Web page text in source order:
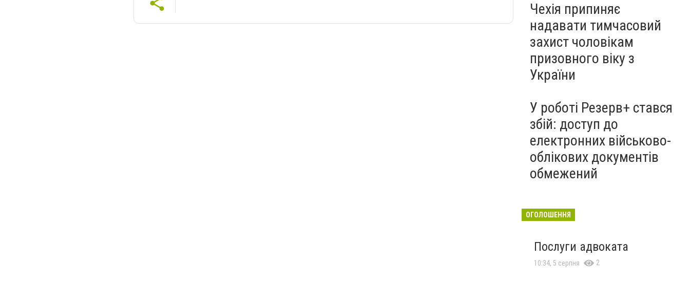
Чехія припиняє
надавати тимчасовий
захист чоловікам
призовного віку з
України
У роботі Резерв+ стався
збій: доступ до
електронних військово-
облікових документів
обмежений
ОГОЛОШЕННЯ
Послуги адвоката
10:34, 5 серпня 2